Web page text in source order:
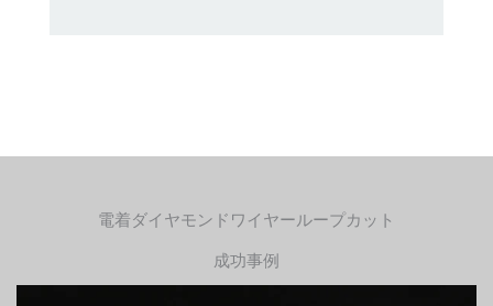
電着ダイヤモンドワイヤーループカット
成功事例